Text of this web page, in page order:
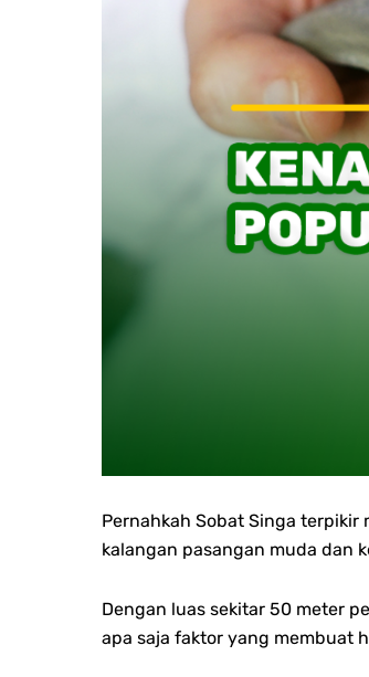
Pernahkah Sobat Singa
kalangan pasangan muda dan
Dengan luas sekitar 50 meter
apa saja faktor yang membuat